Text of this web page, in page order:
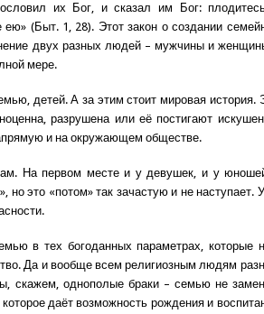
их Бог, и сказал им Бог:
(Быт. 1, 28). Этот закон о создании
двух разных людей – мужчины и
мере.
детей. А за этим стоит мировая история.
разрушена или её постигают
и на окружающем обществе.
На первом месте и у девушек, и у
но это «потом» так зачастую и не наступает.
в тех богоданных параметрах, которые
Да и вообще всем религиозным людям
скажем, однополые браки – семью не
даёт возможность рождения и